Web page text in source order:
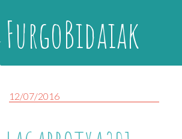
FurgoBidaiak
12/07/2016